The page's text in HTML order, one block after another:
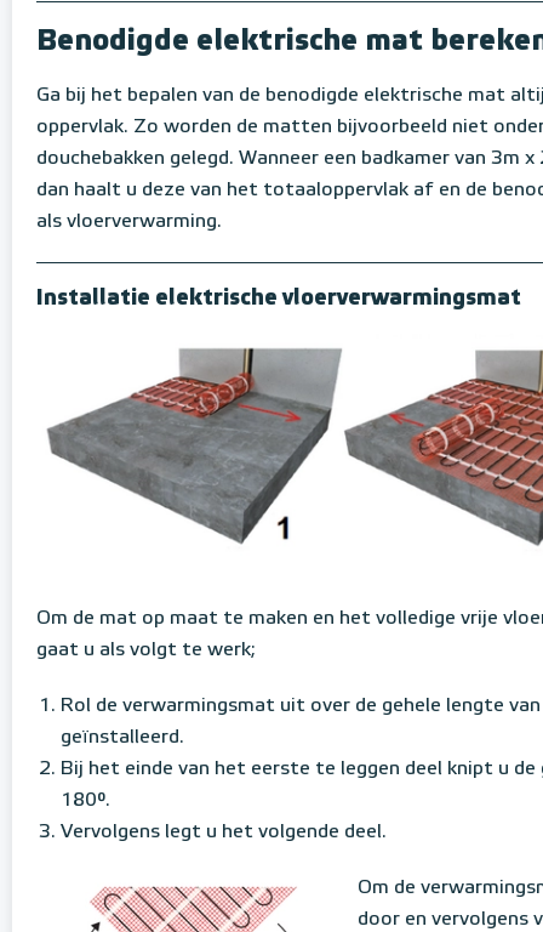
Benodigde elektrische mat
Ga bij het bepalen van de benodigde elektrische mat
oppervlak. Zo worden de matten bijvoorbeeld niet
douchebakken gelegd. Wanneer een badkamer van 3m
dan haalt u deze van het totaaloppervlak af en de
als vloerverwarming.
Installatie elektrische vloerverwarmingsmat
Om de mat op maat te maken en het volledige vrije
gaat u als volgt te werk;
Rol de verwarmingsmat uit over de gehele lengte
geïnstalleerd.
Bij het einde van het eerste te leggen deel knipt u
180°.
Vervolgens legt u het volgende deel.
Om de
door en vervolgens